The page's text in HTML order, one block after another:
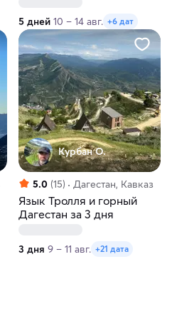
5 дней 10 – 14 авг. +6 дат
Курбан О.
5.0 (15) Дагестан, Кавказ
Язык Тролля и горный
Дагестан за 3 дня
3 дня 9 – 11 авг. +21 дата